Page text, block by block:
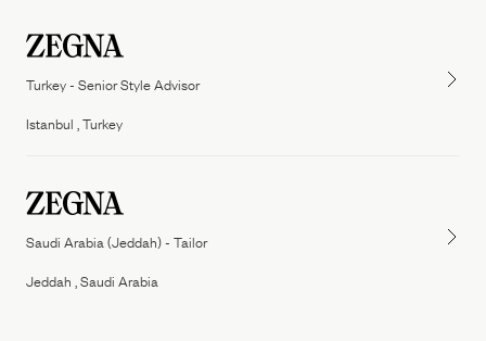
Turkey - Senior Style Advisor
Istanbul , Turkey
Saudi Arabia (Jeddah) - Tailor
Jeddah , Saudi Arabia